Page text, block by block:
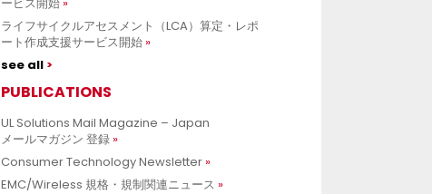
ライフサイクルアセスメント（LCA）算定・レポ
ート作成支援サービス開始
see all
PUBLICATIONS
UL Solutions Mail Magazine – Japan
メールマガジン 登録
Consumer Technology Newsletter
EMC/Wireless 規格・規制関連ニュース